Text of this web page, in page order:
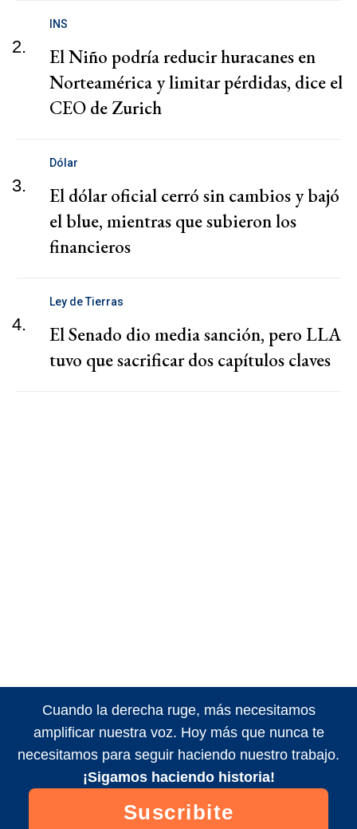
2.
INS
El Niño podría reducir huracanes en
Norteamérica y limitar pérdidas, dice el
CEO de Zurich
3.
Dólar
El dólar oficial cerró sin cambios y bajó
el blue, mientras que subieron los
financieros
4.
Ley de Tierras
El Senado dio media sanción, pero LLA
tuvo que sacrificar dos capítulos claves
Cuando la derecha ruge, más necesitamos
amplificar nuestra voz. Hoy más que nunca te
necesitamos para seguir haciendo nuestro trabajo.
¡Sigamos haciendo historia!
Suscribite